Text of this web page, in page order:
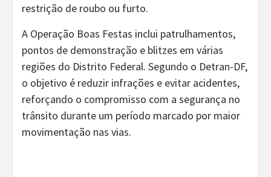
restrição de roubo ou furto.
A Operação Boas Festas inclui patrulhamentos,
pontos de demonstração e blitzes em várias
regiões do Distrito Federal. Segundo o Detran-DF,
o objetivo é reduzir infrações e evitar acidentes,
reforçando o compromisso com a segurança no
trânsito durante um período marcado por maior
movimentação nas vias.